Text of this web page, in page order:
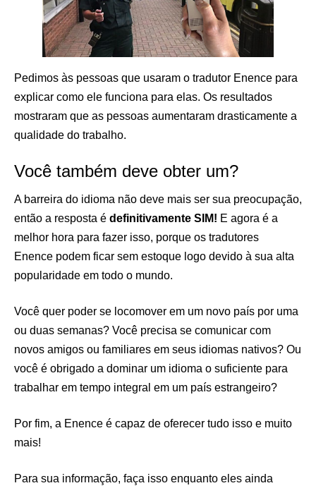
Pedimos às pessoas que usaram o tradutor Enence para
explicar como ele funciona para elas. Os resultados
mostraram que as pessoas aumentaram drasticamente a
qualidade do trabalho.
Você também deve obter um?
A barreira do idioma não deve mais ser sua preocupação,
então a resposta é definitivamente SIM! E agora é a
melhor hora para fazer isso, porque os tradutores
Enence podem ficar sem estoque logo devido à sua alta
popularidade em todo o mundo.
Você quer poder se locomover em um novo país por uma
ou duas semanas? Você precisa se comunicar com
novos amigos ou familiares em seus idiomas nativos? Ou
você é obrigado a dominar um idioma o suficiente para
trabalhar em tempo integral em um país estrangeiro?
Por fim, a Enence é capaz de oferecer tudo isso e muito
mais!
Para sua informação, faça isso enquanto eles ainda